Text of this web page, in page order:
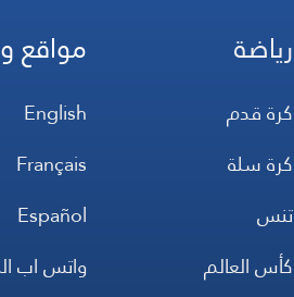
رياضة
كرة قدم
كرة سلة
تنس
كأس العالم
مواقع
English
Français
Español
واتس اب